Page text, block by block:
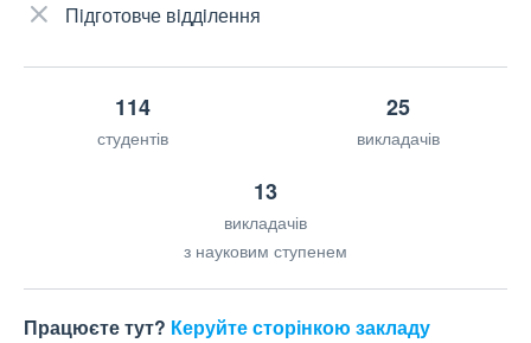
Пiдготовче вiддiлення
114
студентів
25
викладачів
13
викладачів
з науковим ступенем
Працюєте тут? Керуйте сторінкою закладу